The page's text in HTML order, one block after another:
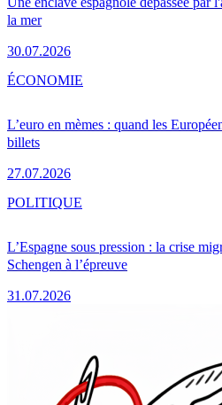
la mer
30.07.2026
L’euro en mèmes : quand les
billets
27.07.2026
ÉCONOMIE
L’Espagne sous pression : la crise
Schengen à l’épreuve
31.07.2026
POLITIQUE